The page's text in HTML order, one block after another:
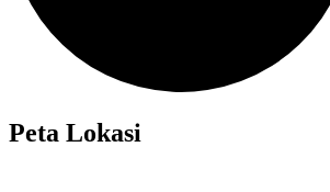
Peta Lokasi